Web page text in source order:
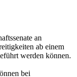
an
ab einem
werden können.
bei